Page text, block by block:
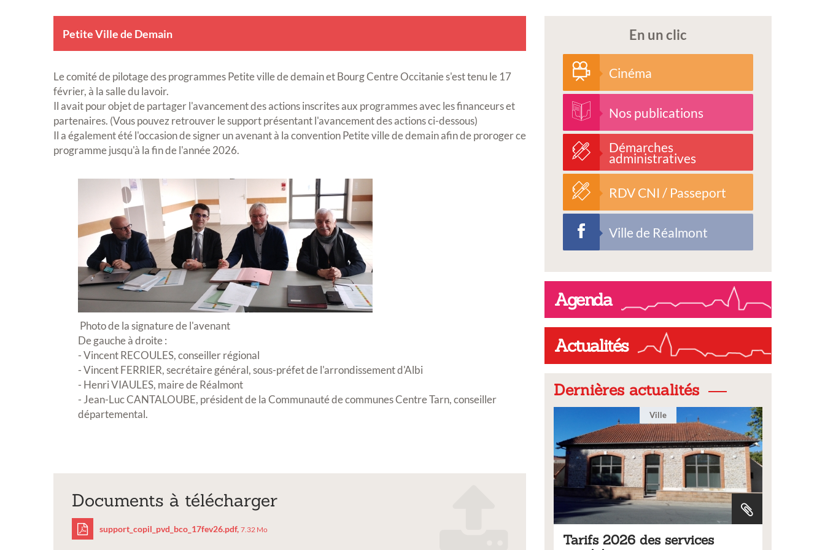
Petite Ville de Demain
Le comité de pilotage des programmes Petite ville de demain et Bourg Centre Occitanie s'est tenu le 17
février, à la salle du lavoir.
Il avait pour objet de partager l'avancement des actions inscrites aux programmes avec les financeurs et
partenaires. (Vous pouvez retrouver le support présentant l'avancement des actions ci-dessous)
Il a également été l'occasion de signer un avenant à la convention Petite ville de demain afin de proroger ce
programme jusqu'à la fin de l'année 2026.
Photo de la signature de l'avenant
De gauche à droite :
- Vincent RECOULES, conseiller régional
- Vincent FERRIER, secrétaire général, sous-préfet de l'arrondissement d'Albi
- Henri VIAULES, maire de Réalmont
- Jean-Luc CANTALOUBE, président de la Communauté de communes Centre Tarn, conseiller
départemental.
Documents à télécharger
support_copil_pvd_bco_17fev26.pdf, 7.32 Mo
En un clic
Cinéma
Nos publications
Démarches
administratives
RDV CNI / Passeport
Ville de Réalmont
Agenda
Actualités
Dernières actualités
Ville
Tarifs 2026 des services